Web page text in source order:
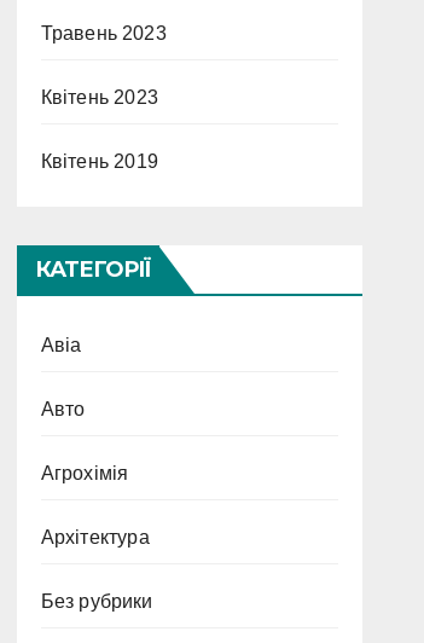
Травень 2023
Квітень 2023
Квітень 2019
КАТЕГОРІЇ
Авіа
Авто
Агрохімія
Архітектура
Без рубрики